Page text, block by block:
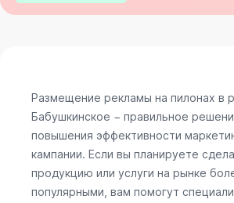
Размещение рекламы на пилонах в
Бабушкинское − правильное
повышения эффективности
кампании. Если вы планируете
продукцию или услуги на рынке
популярными, вам помогут